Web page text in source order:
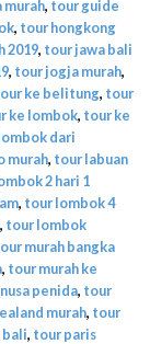
, tour guide
, tour hongkong
2019, tour jawa bali
, tour jogja murah,
ke belitung, tour
ke lombok, tour ke
dari
murah, tour labuan
2 hari 1
, tour lombok 4
, tour lombok
murah bangka
, tour murah ke
penida, tour
murah, tour
, tour paris